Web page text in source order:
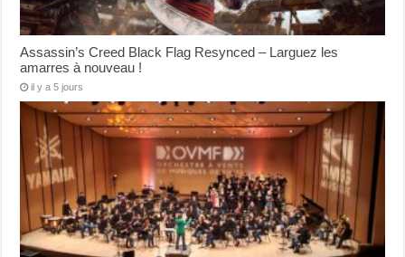
Assassin’s Creed Black Flag Resynced – Larguez les
amarres à nouveau !
il y a 5 jours